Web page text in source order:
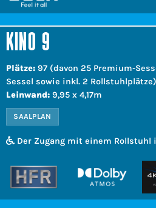
KINO 9
Plätze: 97 (davon 25 Premium-
Sessel sowie inkl. 2 Rollstuhlplätze)
Leinwand: 9,95 x 4,17m
SAALPLAN
Der Zugang mit einem Rollstuhl